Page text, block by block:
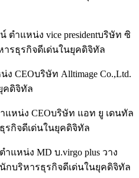
ำแหน่ง vice presidentบริษัท ซิ
รธุรกิจดีเด่นในยุคดิจิทัล
CEOบริษัท Alltimage Co.,Ltd.
คดิจิทัล
หน่ง CEOบริษัท แอท ยู เดนทัล
รกิจดีเด่นในยุคดิจิทัล
หน่ง MD บ.virgo plus วาง
นักบริหารธุรกิจดีเด่นในยุคดิจิทัล